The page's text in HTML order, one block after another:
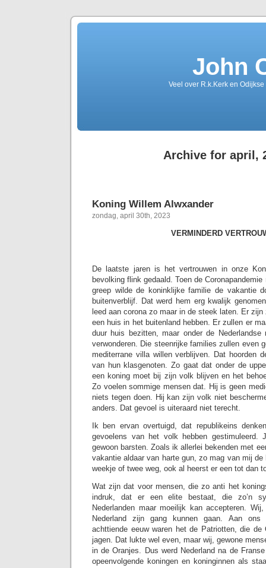
John
Veel over R.k.Kerk en
Archive for april,
Koning Willem Alwxander
zondag, april 30th, 2023
VERMINDERD
De laatste jaren is het vertrouwen in onze
bevolking flink gedaald. Toen de
greep wilde de koninklijke familie de vakantie
buitenverblijf. Dat werd hem erg kwalijk
leed aan corona zo maar in de steek laten. Er
een huis in het buitenland hebben. Er zullen er
duur huis bezitten, maar onder de
verwonderen. Die steenrijke families zullen even
mediterrane villa willen verblijven. Dat hoorden
van hun klasgenoten. Zo gaat dat onder de
een koning moet bij zijn volk blijven en het
Zo voelen sommige mensen dat. Hij is geen
niets tegen doen. Hij kan zijn volk niet
anders. Dat gevoel is uiteraard niet terecht.
Ik ben ervan overtuigd, dat republikeins
gevoelens van het volk hebben gestimuleerd.
gewoon barsten. Zoals ik allerlei bekenden met
vakantie aldaar van harte gun, zo mag van mij
weekje of twee weg, ook al heerst er een tot dan
Wat zijn dat voor mensen, die zo anti het
indruk, dat er een elite bestaat, die zo’n
Nederlanden maar moeilijk kan accepteren.
Nederland zijn gang kunnen gaan. Aan
achttiende eeuw waren het de Patriotten, die de
jagen. Dat lukte wel even, maar wij, gewone
in de Oranjes. Dus werd Nederland na de
opeenvolgende koningen en koninginnen als